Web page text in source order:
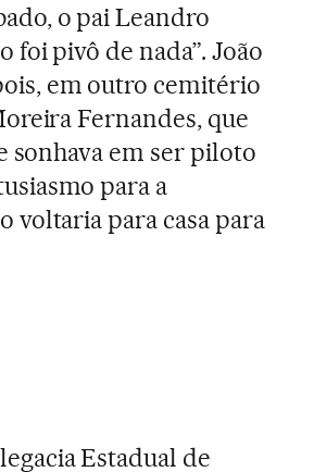
o pai Leandro
foi pivô de nada”. João
em outro cemitério
Fernandes, que
sonhava em ser piloto
para a
voltaria para casa para
Estadual de